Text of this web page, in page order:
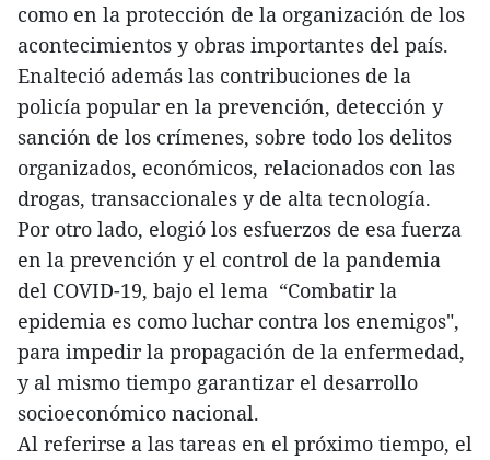
como en la protección de la organización de los
acontecimientos y obras importantes del país.
Enalteció además las contribuciones de la
policía popular en la prevención, detección y
sanción de los crímenes, sobre todo los delitos
organizados, económicos, relacionados con las
drogas, transaccionales y de alta tecnología.
Por otro lado, elogió los esfuerzos de esa fuerza
en la prevención y el control de la pandemia
del COVID-19, bajo el lema “Combatir la
epidemia es como luchar contra los enemigos",
para impedir la propagación de la enfermedad,
y al mismo tiempo garantizar el desarrollo
socioeconómico nacional.
Al referirse a las tareas en el próximo tiempo, el